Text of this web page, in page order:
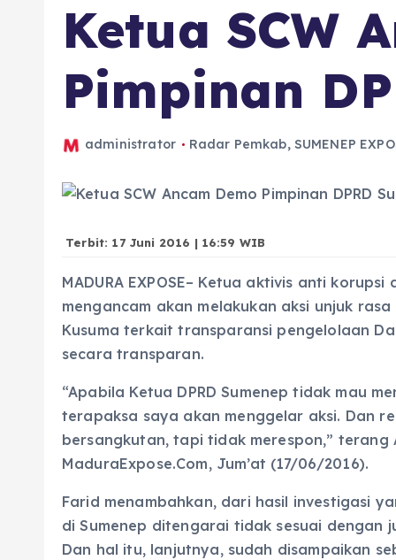
Ketua SCW
Pimpinan
administrator Radar Pemkab, SUMENEP
Terbit: 17 Juni 2016 | 16:59 WIB
MADURA EXPOSE– Ketua aktivis anti
mengancam akan melakukan aksi unjuk
Kusuma terkait transparansi pengelolaan
secara transparan.
“Apabila Ketua DPRD Sumenep tidak mau
terapaksa saya akan menggelar aksi. Dan
bersangkutan, tapi tidak merespon,” terang
MaduraExpose.Com, Jum’at (17/06/2016).
Farid menambahkan, dari hasil investigasi
di Sumenep ditengarai tidak sesuai dengan
Dan hal itu, lanjutnya, sudah disampaikan